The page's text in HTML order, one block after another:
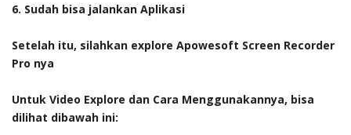
6. Sudah bisa jalankan Aplikasi
Setelah itu, silahkan explore Apowesoft Screen Recorder
Pro nya
Untuk Video Explore dan Cara Menggunakannya, bisa
dilihat dibawah ini: